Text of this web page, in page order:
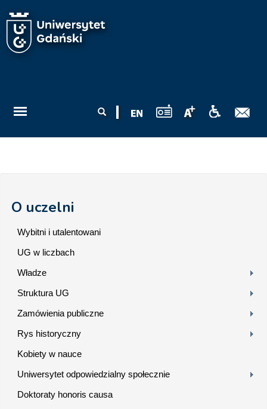
wyszukiwania
O uczelni
Wybitni i utalentowani
UG w liczbach
Władze
Struktura UG
Zamówienia publiczne
Rys historyczny
Kobiety w nauce
Uniwersytet odpowiedzialny społecznie
Doktoraty honoris causa